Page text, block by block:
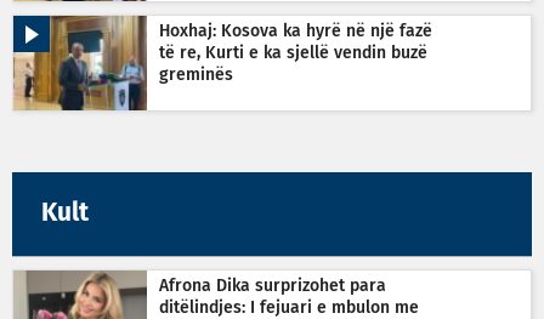
Hoxhaj: Kosova ka hyrë në një fazë
të re, Kurti e ka sjellë vendin buzë
greminës
Kult
Afrona Dika surprizohet para
ditëlindjes: I fejuari e mbulon me